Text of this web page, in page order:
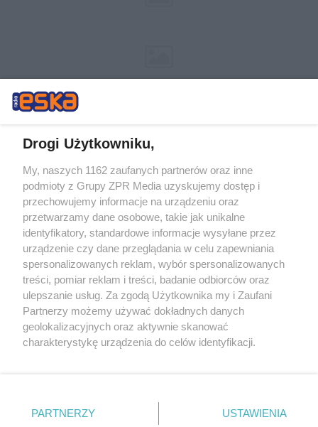
Żaden utwór zamieszczony w serwisie nie może być powielany i
rozpowszechniany lub dalej rozpowszechniany w jakikolwiek sposób (w
tym także elektroniczny lub mechaniczny) na jakimkolwiek polu
eksploatacji w jakiejkolwiek formie, włącznie z umieszczaniem w
Internecie bez pisemnej zgody właściciela praw. Jakiekolwiek użycie lub
wykorzystanie utworów w całości lub w części z naruszeniem prawa,
tzn. bez właściwej zgody, jest zabronione pod groźbą kary i może być
ścigane prawnie.
Drogi Użytkowniku,
My, naszych 1162 zaufanych partnerów oraz inne
podmioty z Grupy ZPR Media uzyskujemy dostęp i
przechowujemy informacje na urządzeniu oraz
przetwarzamy dane osobowe, takie jak unikalne
identyfikatory, standardowe informacje wysyłane przez
urządzenie czy dane przeglądania w celu zapewniania
spersonalizowanych reklam, wybór spersonalizowanych
treści, pomiar reklam i treści, badanie odbiorców oraz
ulepszanie usług. Za zgodą Użytkownika my i Zaufani
Partnerzy możemy używać dokładnych danych
geolokalizacyjnych oraz aktywnie skanować
charakterystykę urządzenia do celów identyfikacji.
zmienić/wycofać klikając przycisk ustawień prywatności
znajdujący się w lewym dolnym rogu strony
PARTNERZY USTAWIENIA